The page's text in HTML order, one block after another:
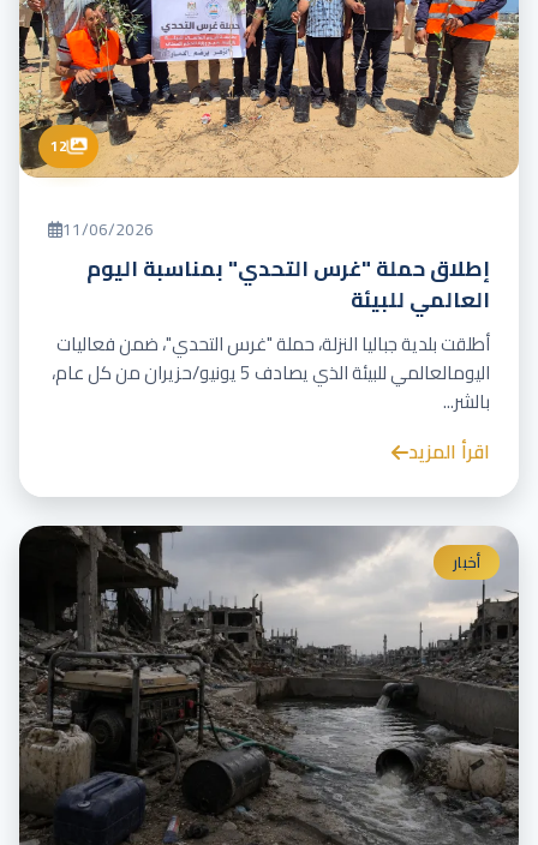
12
11/06/2026
إطلاق حملة "غرس التحدي" بمناسبة اليوم
العالمي للبيئة
أطلقت بلدية جباليا النزلة، حملة "غرس التحدي"، ضمن فعاليات
اليومالعالمي للبيئة الذي يصادف 5 يونيو/حزيران من كل عام،
بالشر...
اقرأ المزيد
أخبار